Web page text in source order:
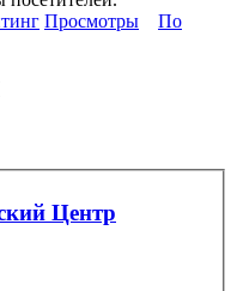
Просмотры
По
Центр